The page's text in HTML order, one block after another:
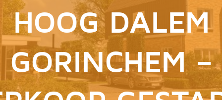
HOOG DALEM
GORINCHEM –